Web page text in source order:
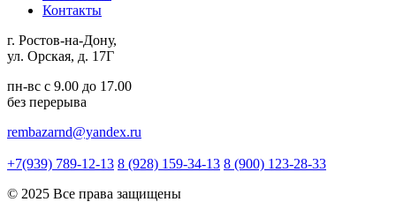
Контакты
г. Ростов-на-Дону,
ул. Орская, д. 17Г
пн-вс с 9.00 до 17.00
без перерыва
rembazarnd@yandex.ru
+7(939) 789-12-13 8 (928) 159-34-13 8 (900) 123-28-33
© 2025 Все права защищены